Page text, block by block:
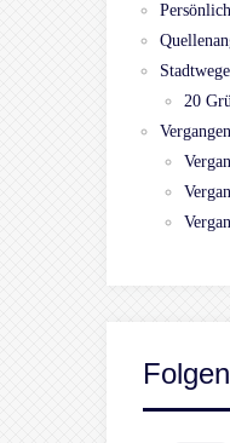
Stadtwege
20